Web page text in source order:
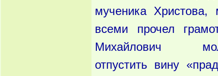
мученика Христова,
всеми прочел
Михайлович
отпустить вину